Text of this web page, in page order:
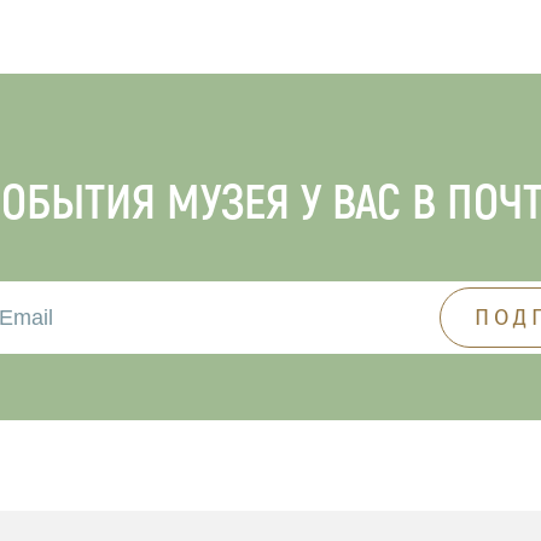
МУЗЕЯ У ВАС В